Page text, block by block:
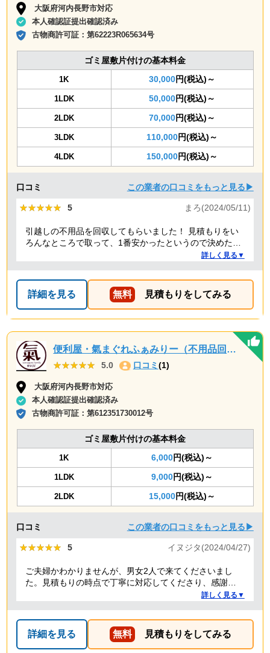
大阪府河内長野市対応
本人確認証提出確認済み
古物商許可証：第62223R065634号
ゴミ屋敷片付けの基本料金
1K 30,000円(税込)～
1LDK 50,000円(税込)～
2LDK 70,000円(税込)～
3LDK 110,000円(税込)～
4LDK 150,000円(税込)～
口コミ この業者の口コミをもっと見る▶
★★★★★
★★★★★ 5 まろ(2024/05/11)
引越しの不用品を回収してもらいました！ 見積もりをい
ろんなところで取って、1番安かったというので決めたの
ですが、 対応や話し方も、丁寧で優しく、 作業自体も素
詳しく見る▼
詳細を見る 無料 見積もりをしてみる
便利屋・氣まぐれふぁみりー（不用品回収・遺品整理・お墓参り代行等、幅広く対応しております）
★★★★★
★★★★★ 5.0 口コミ (1)
大阪府河内長野市対応
本人確認証提出確認済み
古物商許可証：第612351730012号
ゴミ屋敷片付けの基本料金
1K 6,000円(税込)～
1LDK 9,000円(税込)～
2LDK 15,000円(税込)～
口コミ この業者の口コミをもっと見る▶
★★★★★
★★★★★ 5 イヌジタ(2024/04/27)
ご夫婦かわかりませんが、男女2人で来てくださいまし
た。見積もりの時点で丁寧に対応してくださり、感謝し
詳しく見る▼
詳細を見る 無料 見積もりをしてみる